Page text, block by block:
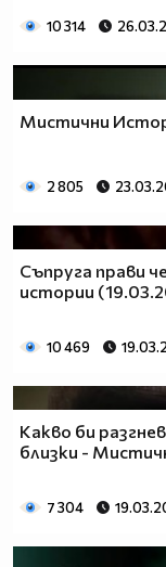
10 314
Мистични
2 805
Съпруга прави
истории
10 469
Какво би
близки -
7 304